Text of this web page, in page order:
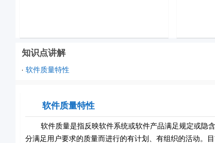
知识点讲解
· 软件质量特性
软件质量特性
软件质量是指反映软件系统或软件产品满足规定或隐含
分满足用户要求的质量而进行的有计划、有组织的活动。